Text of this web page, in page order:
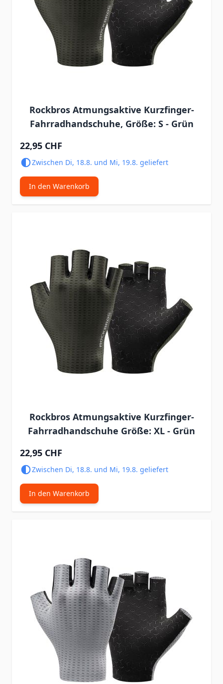
Rockbros Atmungsaktive Kurzfinger-
Fahrradhandschuhe, Größe: S - Grün
22,95 CHF
Zwischen Di, 18.8. und Mi, 19.8. geliefert
In den Warenkorb
Rockbros Atmungsaktive Kurzfinger-
Fahrradhandschuhe Größe: XL - Grün
22,95 CHF
Zwischen Di, 18.8. und Mi, 19.8. geliefert
In den Warenkorb